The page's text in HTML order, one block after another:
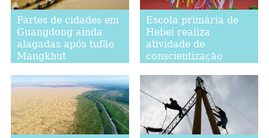
Partes de cidades em
Guangdong ainda
alagadas após tufão
Mangkhut
Escola primária de
Hebei realiza
atividade de
conscientização